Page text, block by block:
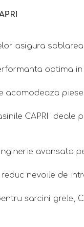
asigura
optima
acomodeaza
CAPRI ideale
avansata
nevoile de
sarcini grele,